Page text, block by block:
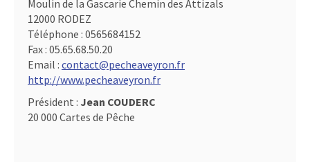
Moulin de la Gascarie Chemin des Attizals
12000 RODEZ
Téléphone : 0565684152
Fax : 05.65.68.50.20
Email : contact@pecheaveyron.fr
http://www.pecheaveyron.fr
Président : Jean COUDERC
20 000 Cartes de Pêche